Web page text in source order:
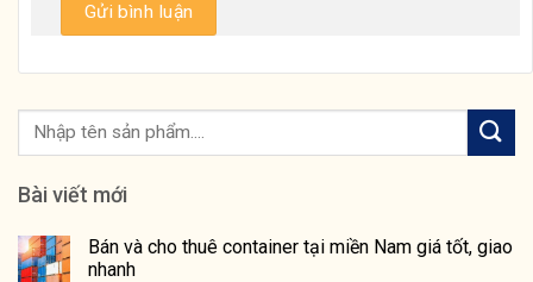
Bài viết mới
Bán và cho thuê container tại miền Nam giá tốt, giao
nhanh